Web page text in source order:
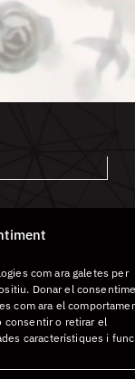
com ara galetes per
Donar el
com ara el
consentir o retirar el
característiques i